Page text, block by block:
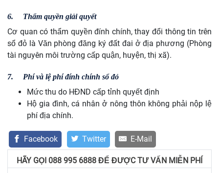
6. Thẩm quyền giải quyết
Cơ quan có thẩm quyền đính chính, thay đổi thông tin trên
sổ đỏ là Văn phòng đăng ký đất đai ở địa phương (Phòng
tài nguyên môi trường cấp quận, huyện, thị xã).
7. Phí và lệ phí đính chính sổ đỏ
Mức thu do HĐND cấp tỉnh quyết định
Hộ gia đình, cá nhân ở nông thôn không phải nộp lệ
phí địa chính.
Facebook Twitter E-Mail
HÃY GỌI 088 995 6888 ĐỂ ĐƯỢC TƯ VẤN MIỄN PHÍ